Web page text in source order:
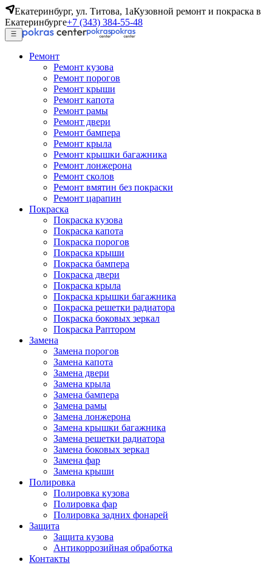
Екатеринбург, ул. Титова, 1аКузовной ремонт и покраска в
Екатеринбурге+7 (343) 384-55-48
Ремонт
Ремонт кузова
Ремонт порогов
Ремонт крыши
Ремонт капота
Ремонт рамы
Ремонт двери
Ремонт бампера
Ремонт крыла
Ремонт крышки багажника
Ремонт лонжерона
Ремонт сколов
Ремонт вмятин без покраски
Ремонт царапин
Покраска
Покраска кузова
Покраска капота
Покраска порогов
Покраска крыши
Покраска бампера
Покраска двери
Покраска крыла
Покраска крышки багажника
Покраска решетки радиатора
Покраска боковых зеркал
Покраска Раптором
Замена
Замена порогов
Замена капота
Замена двери
Замена крыла
Замена бампера
Замена рамы
Замена лонжерона
Замена крышки багажника
Замена решетки радиатора
Замена боковых зеркал
Замена фар
Замена крыши
Полировка
Полировка кузова
Полировка фар
Полировка задних фонарей
Защита
Защита кузова
Антикоррозийная обработка
Контакты